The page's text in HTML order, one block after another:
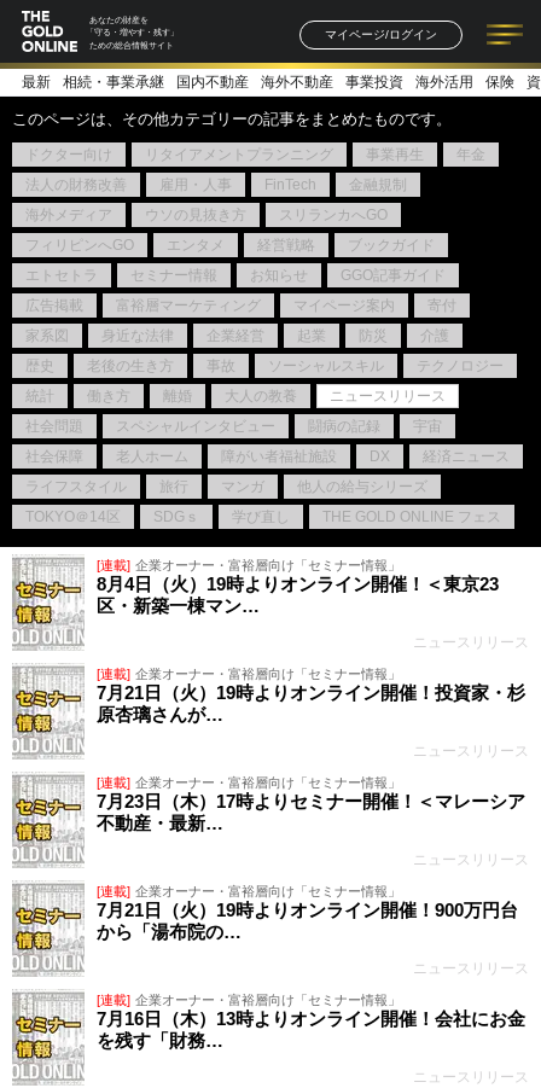
あなたの財産を
「守る・増やす・残す」
ための総合情報サイト
マイページ/ログイン
記事一覧 連載一覧
著者一覧 書籍一覧
最新 相続・事業承継 国内不動産 海外不動産 事業投資 海外活用 保険
このページは、その他カテゴリーの記事をまとめたものです。
ドクター向け リタイアメントプランニング 事業再生
年金
法人の財務改善
雇用・人事 FinTech
金融規制
海外メディア
ウソの見抜き方
スリランカへGO
フィリピンへGO
エンタメ 経営戦略
ブックガイド
エトセトラ
セミナー情報 お知らせ
GGO記事ガイド
広告掲載
富裕層マーケティング マイページ案内
寄付
家系図
身近な法律 企業経営 起業 防災
介護
歴史
老後の生き方 事故 ソーシャルスキル
テクノロジー
統計
働き方 離婚 大人の教養
ニュースリリース
社会問題
スペシャルインタビュー 闘病の記録
宇宙
社会保障
老人ホーム 障がい者福祉施設 DX
経済ニュース
ライフスタイル
旅行 マンガ
他人の給与シリーズ
TOKYO＠14区
SDGｓ 学び直し THE GOLD ONLINE フェス
[連載] 企業オーナー・富裕層向け「セミナー情報」
8月4日（火）19時よりオンライン開催！＜東京23
区・新築一棟マン…
ニュースリリース
[連載] 企業オーナー・富裕層向け「セミナー情報」
7月21日（火）19時よりオンライン開催！投資家・杉
原杏璃さんが…
ニュースリリース
[連載] 企業オーナー・富裕層向け「セミナー情報」
7月23日（木）17時よりセミナー開催！＜マレーシア
不動産・最新…
ニュースリリース
[連載] 企業オーナー・富裕層向け「セミナー情報」
7月21日（火）19時よりオンライン開催！900万円台
から「湯布院の…
ニュースリリース
[連載] 企業オーナー・富裕層向け「セミナー情報」
7月16日（木）13時よりオンライン開催！会社にお金
を残す「財務…
ニュースリリース